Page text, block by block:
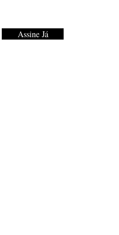
Assine Já